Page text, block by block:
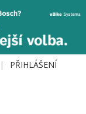
PŘIHLÁŠENÍ